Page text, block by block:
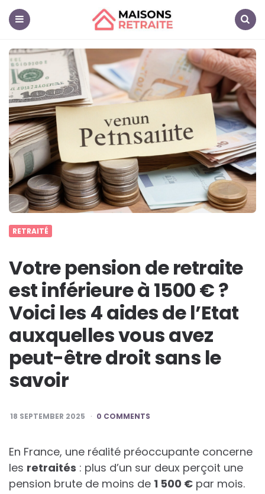
Maisons
Retraite
RETRAITÉ
Votre pension de retraite
est inférieure à 1500 € ?
Voici les 4 aides de l’Etat
auxquelles vous avez
peut-être droit sans le
savoir
18 SEPTEMBER 2025 0 COMMENTS
En France, une réalité préoccupante concerne
les retraités : plus d’un sur deux perçoit une
pension brute de moins de 1 500 € par mois.